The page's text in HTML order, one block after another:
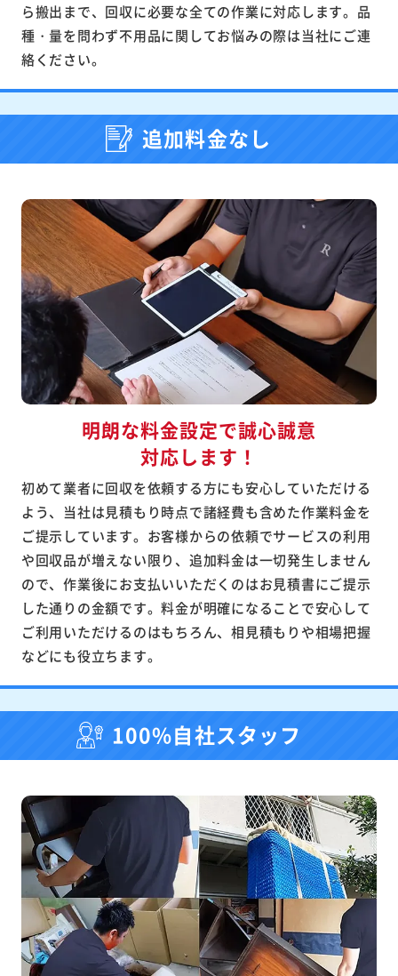
ら搬出まで、回収に必要な全ての作業に対応します。品
種・量を問わず不用品に関してお悩みの際は当社にご連
絡ください。
追加料金なし
明朗な料金設定で誠心誠意
対応します！
初めて業者に回収を依頼する方にも安心していただける
よう、当社は見積もり時点で諸経費も含めた作業料金を
ご提示しています。お客様からの依頼でサービスの利用
や回収品が増えない限り、追加料金は一切発生しません
ので、作業後にお支払いいただくのはお見積書にご提示
した通りの金額です。料金が明確になることで安心して
ご利用いただけるのはもちろん、相見積もりや相場把握
などにも役立ちます。
100%自社スタッフ